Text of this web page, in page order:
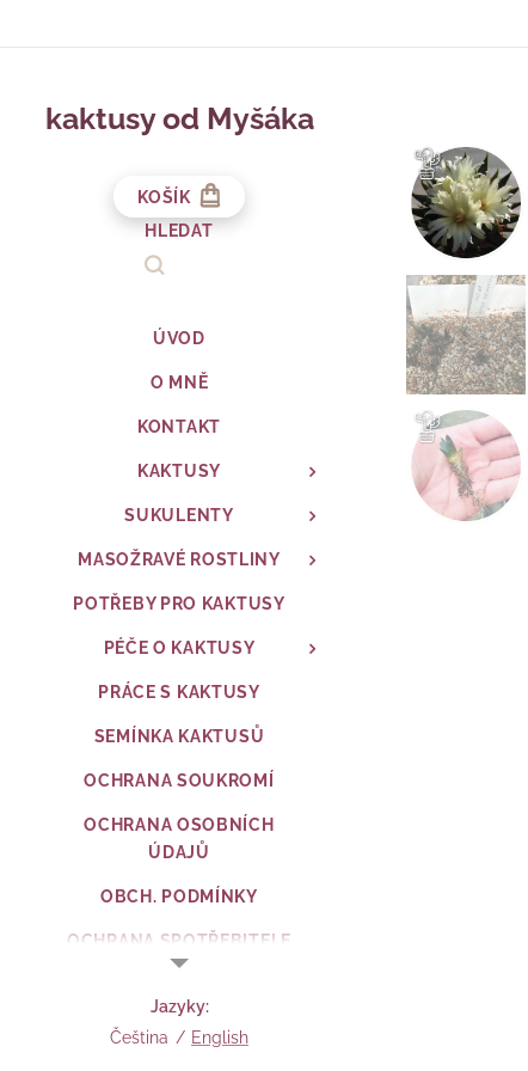
kaktusy od Myšáka
KOŠÍK
HLEDAT
ÚVOD
O MNĚ
KONTAKT
KAKTUSY
SUKULENTY
MASOŽRAVÉ ROSTLINY
POTŘEBY PRO KAKTUSY
PÉČE O KAKTUSY
PRÁCE S KAKTUSY
SEMÍNKA KAKTUSŮ
OCHRANA SOUKROMÍ
OCHRANA OSOBNÍCH
ÚDAJŮ
OBCH. PODMÍNKY
OCHRANA SPOTŘEBITELE
Jazyky
Čeština
English